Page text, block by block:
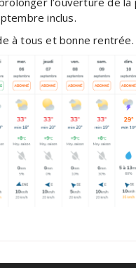
inclus.
à tous et bonne rentrée.